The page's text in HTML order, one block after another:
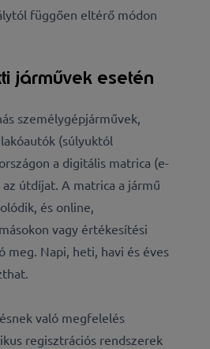
függően eltérő módon
járművek esetén
személygépjárművek,
(súlyuktól
a digitális matrica (e-
útdíjat. A matrica a jármű
és online,
vagy értékesítési
meg. Napi, heti, havi és éves
való megfelelés
regisztrációs rendszerek